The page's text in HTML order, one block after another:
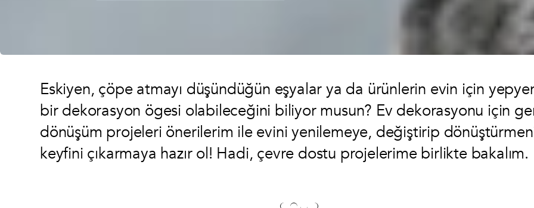
Eskiyen, çöpe atmayı düşündüğün eşyalar ya da ürünlerin evin için
bir dekorasyon ögesi olabileceğini biliyor musun? Ev dekorasyonu için
dönüşüm projeleri önerilerim ile evini yenilemeye, değiştirip
keyfini çıkarmaya hazır ol! Hadi, çevre dostu projelerime birlikte bakalım.